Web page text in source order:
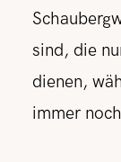
sind, die
dienen,
immer